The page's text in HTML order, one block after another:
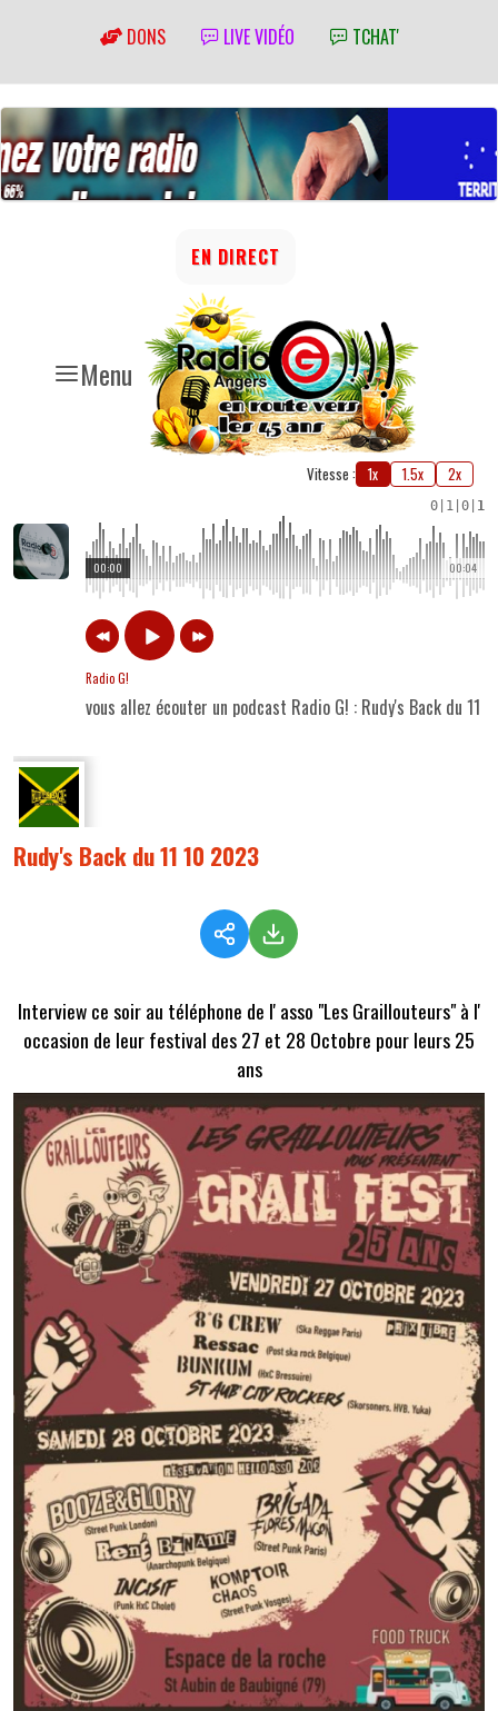
DONS LIVE VIDÉO TCHAT'
Menu
EN DIRECT
Vitesse : 1x 1.5x 2x
0 1 0 1
00:04
00:00
Radio G!
vous allez écouter un podcast Radio G! : Rudy's Back du 11
Rudy's Back du 11 10 2023
Interview ce soir au téléphone de l' asso "Les Graillouteurs" à l'
occasion de leur festival des 27 et 28 Octobre pour leurs 25
ans